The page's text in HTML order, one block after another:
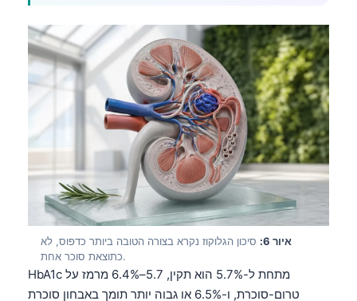
איור 6:
סיכון הגלוקוז נקרא בצורה הטובה ביותר כדפוס, לא
כתוצאת סוכר אחת.
HbA1c מתחת ל-5.7% הוא תקין, 5.7–6.4% מרמז על
טרום-סוכרת, ו-6.5% או גבוה יותר תומך באבחון סוכרת
Кыргызча
Татар теле
Беларуская мова
Esperanto
Frysk
Ślōnskŏ gŏdka
Norsk bokmål